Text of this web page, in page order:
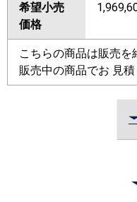
希望小売
価格
こちらの商品は販売を
販売中の商品でお 見積